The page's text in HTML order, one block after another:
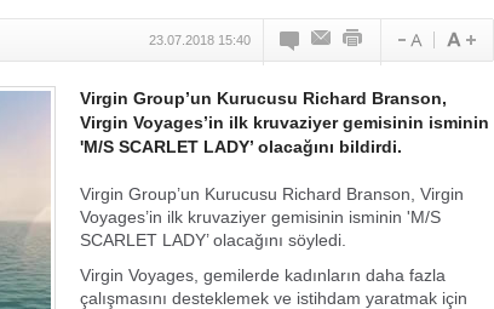
23.07.2018 15:40
Virgin Group’un Kurucusu Richard Branson,
Virgin Voyages’in ilk kruvaziyer gemisinin isminin
'M/S SCARLET LADY’ olacağını bildirdi.
Virgin Group’un Kurucusu Richard Branson, Virgin
Voyages’in ilk kruvaziyer gemisinin isminin 'M/S
SCARLET LADY’ olacağını söyledi.
Virgin Voyages, gemilerde kadınların daha fazla
çalışmasını desteklemek ve istihdam yaratmak için